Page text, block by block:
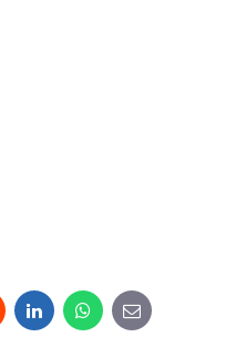
LinkedInWhatsApp
E-
mail